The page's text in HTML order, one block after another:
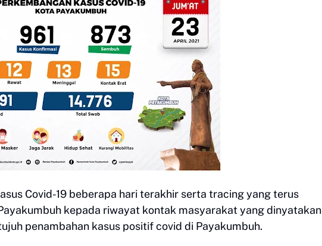
Covid-19 beberapa hari terakhir serta tracing yang terus
kepada riwayat kontak masyarakat yang dinyatakan
penambahan kasus positif covid di Payakumbuh.